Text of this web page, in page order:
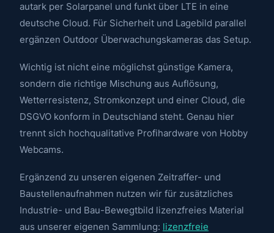
autark per Solarpanel und funkt über LTE in eine
deutsche Cloud. Für Sicherheit und Lagebild parallel
ergänzen Outdoor Überwachungskameras das Setup.
Wichtig ist nicht eine möglichst günstige Kamera,
sondern die richtige Mischung aus Auflösung,
Wetterresistenz, Stromkonzept und einer Cloud, die
DSGVO konform in Deutschland steht. Genau hier
trennt sich hochqualitative Profihardware von Hobby
Webcams.
Ergänzend zu unseren eigenen Zeitraffer- und
Baustellenaufnahmen nutzen wir für zusätzliches
Industrie- und Bau-Bewegtbild lizenzfreies Material
aus unserer eigenen Sammlung: lizenzfreie